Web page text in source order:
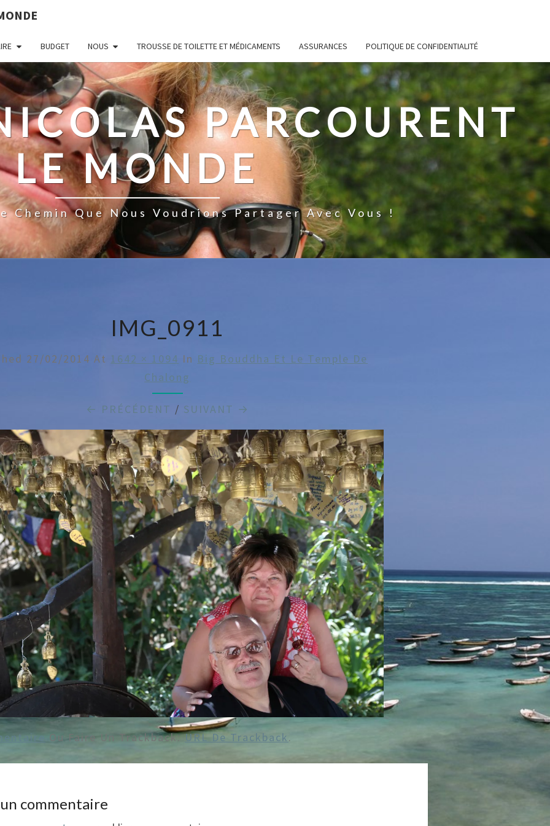
BUDGET NOUS TROUSSE DE TOILETTE ET MÉDICAMENTS ASSURANCES POLITIQUE DE CONFIDENTIALITÉ
PARCOURENT
LE MONDE
Chemin Que Nous Voudrions Partager Avec Vous !
IMG_0911
27/02/2014 At 1642 × 1094 In Big Bouddha Et Le Temple De
Chalong
← PRÉCÉDENT / SUIVANT →
Ou Faire Un Trackback:URL De Trackback.
commentaire